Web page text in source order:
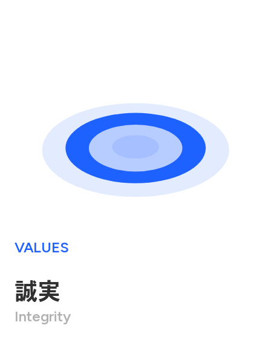
VALUES
誠実
Integrity